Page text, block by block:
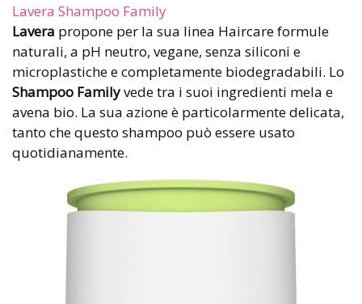
Lavera Shampoo Family
Lavera propone per la sua linea Haircare formule
naturali, a pH neutro, vegane, senza siliconi e
microplastiche e completamente biodegradabili. Lo
Shampoo Familyvede tra i suoi ingredienti mela e
avena bio. La sua azione è particolarmente delicata,
tanto che questo shampoo può essere usato
quotidianamente.